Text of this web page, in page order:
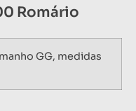
Romário
GG, medidas